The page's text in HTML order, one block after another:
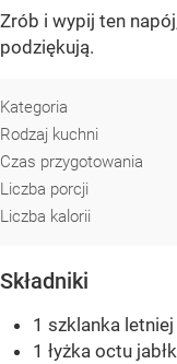
Zrób i wypij ten
podziękują.
Kategoria
Rodzaj kuchni
Czas przygotowania
Liczba porcji
Liczba kalorii
Składniki
1 szklanka
1 łyżka octu